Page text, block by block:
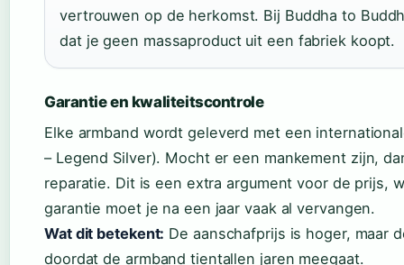
vertrouwen op de herkomst. Bij Buddha to
dat je geen massaproduct uit een fabriek koopt.
Garantie en kwaliteitscontrole
Elke armband wordt geleverd met een
– Legend Silver). Mocht er een mankement zijn,
reparatie. Dit is een extra argument voor de prijs,
garantie moet je na een jaar vaak al vervangen.
Wat dit betekent: De aanschafprijs is hoger, maar
doordat de armband tientallen jaren meegaat.